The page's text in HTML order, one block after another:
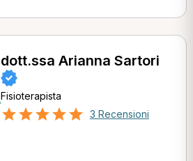
dott.ssa Arianna Sartori
Fisioterapista
3 Recensioni